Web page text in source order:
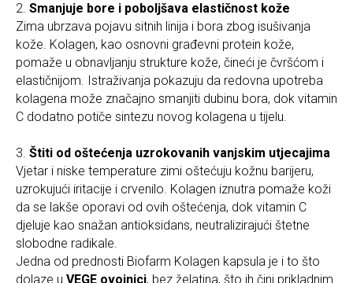
2. Smanjuje bore i poboljšava elastičnost kože
Zima ubrzava pojavu sitnih linija i bora zbog isušivanja
kože. Kolagen, kao osnovni građevni protein kože,
pomaže u obnavljanju strukture kože, čineći je čvršćom i
elastičnijom. Istraživanja pokazuju da redovna upotreba
kolagena može značajno smanjiti dubinu bora, dok vitamin
C dodatno potiče sintezu novog kolagena u tijelu.
3. Štiti od oštećenja uzrokovanih vanjskim utjecajima
Vjetar i niske temperature zimi oštećuju kožnu barijeru,
uzrokujući iritacije i crvenilo. Kolagen iznutra pomaže koži
da se lakše oporavi od ovih oštećenja, dok vitamin C
djeluje kao snažan antioksidans, neutralizirajući štetne
slobodne radikale.
Jedna od prednosti Biofarm Kolagen kapsula je i to što
dolaze u VEGE ovojnici, bez želatina, što ih čini prikladnim